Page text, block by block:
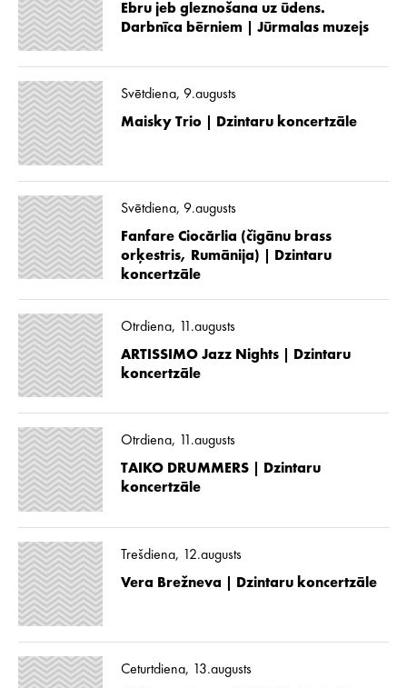
Ebru jeb gleznošana uz ūdens.
Darbnīca bērniem | Jūrmalas muzejs
Svētdiena, 9.augusts
Maisky Trio | Dzintaru koncertzāle
Svētdiena, 9.augusts
Fanfare Ciocărlia (čigānu brass
orķestris, Rumānija) | Dzintaru
koncertzāle
Otrdiena, 11.augusts
ARTISSIMO Jazz Nights | Dzintaru
koncertzāle
Otrdiena, 11.augusts
TAIKO DRUMMERS | Dzintaru
koncertzāle
Trešdiena, 12.augusts
Vera Brežneva | Dzintaru koncertzāle
Ceturtdiena, 13.augusts